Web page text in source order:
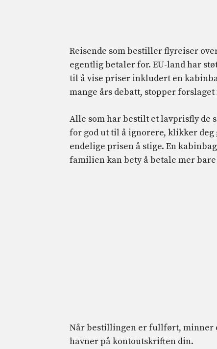
Reisende som bestiller flyreiser
egentlig betaler for. EU-land har
til å vise priser inkludert en
mange års debatt, stopper
Alle som har bestilt et lavprisfly de
for god ut til å ignorere, klikker
endelige prisen å stige. En
familien kan bety å betale mer
Når bestillingen er fullført, minner
havner på kontoutskriften din.